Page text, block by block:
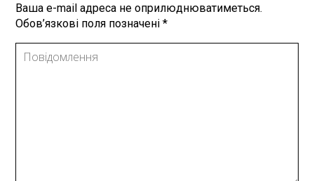
Ваша e-mail адреса не оприлюднюватиметься.
Обов’язкові поля позначені*